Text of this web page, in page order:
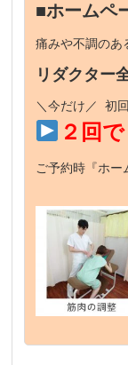
■ホームペ
痛みや不調のあ
リダクター
＼今だけ／ 初
２回
ご予約時『ホー